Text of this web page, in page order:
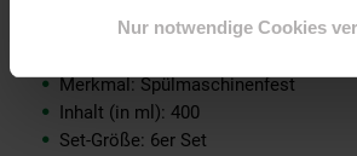
Nur notwendige Cookies
Marke: Ritzenhoff & Breker
Merkmal: Spülmaschinenfest
Inhalt (in ml): 400
Set-Größe: 6er Set